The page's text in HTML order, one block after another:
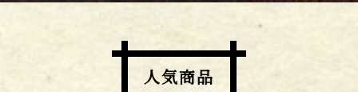
人気商品